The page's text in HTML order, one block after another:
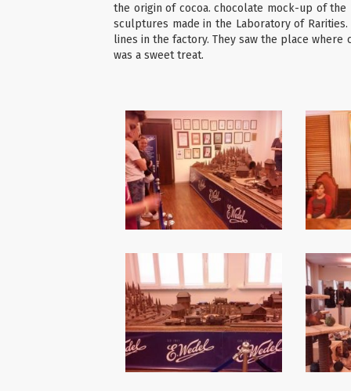
the origin of cocoa. chocolate mock-up of
sculptures made in the Laboratory of
lines in the factory. They saw the place
was a sweet treat.